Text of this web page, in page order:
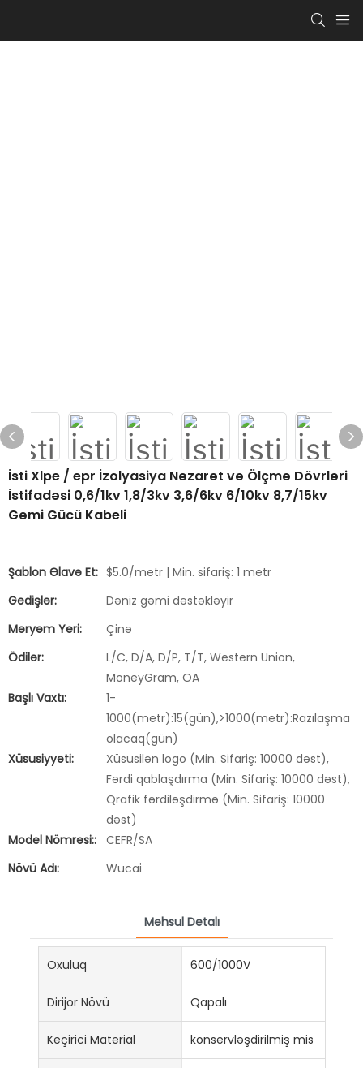
İsti Xlpe / epr İzolyasiya Nəzarət və Ölçmə Dövrləri
İstifadəsi 0,6/1kv 1,8/3kv 3,6/6kv 6/10kv 8,7/15kv
Gəmi Gücü Kabeli
Şablon Əlavə Et: $5.0/metr | Min. sifariş: 1 metr
Gedişlər:
Dəniz gəmi dəstəkləyir
Məryəm Yeri:
Çinə
Ödilər:
L/C, D/A, D/P, T/T, Western Union,
MoneyGram, OA
Başlı Vaxtı:
1-
1000(metr):15(gün),>1000(metr):Razılaşma
olacaq(gün)
Xüsusiyyəti:
Xüsusilən logo (Min. Sifariş: 10000 dəst),
Fərdi qablaşdırma (Min. Sifariş: 10000 dəst),
Qrafik fərdiləşdirmə (Min. Sifariş: 10000
dəst)
Model Nömrəsi:: CEFR/SA
Növü Adı:
Wucai
Məhsul Detalı
Oxuluq 600/1000V
Dirijor Növü Qapalı
Keçirici Material konservləşdirilmiş mis